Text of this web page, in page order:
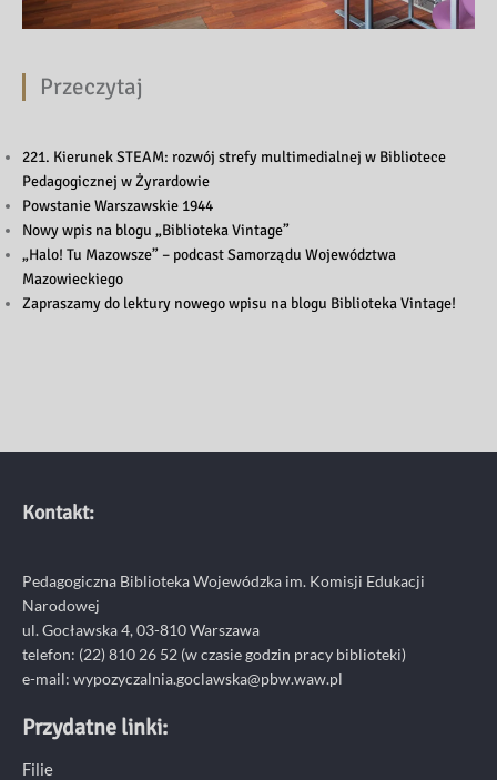
Przeczytaj
221. Kierunek STEAM: rozwój strefy multimedialnej w Bibliotece
Pedagogicznej w Żyrardowie
Powstanie Warszawskie 1944
Nowy wpis na blogu „Biblioteka Vintage”
„Halo! Tu Mazowsze” – podcast Samorządu Województwa
Mazowieckiego
Zapraszamy do lektury nowego wpisu na blogu Biblioteka Vintage!
Kontakt:
Pedagogiczna Biblioteka Wojewódzka im. Komisji Edukacji
Narodowej
ul. Gocławska 4, 03-810 Warszawa
telefon: (22) 810 26 52 (w czasie godzin pracy biblioteki)
e-mail: wypozyczalnia.goclawska@pbw.waw.pl
Przydatne linki:
Filie